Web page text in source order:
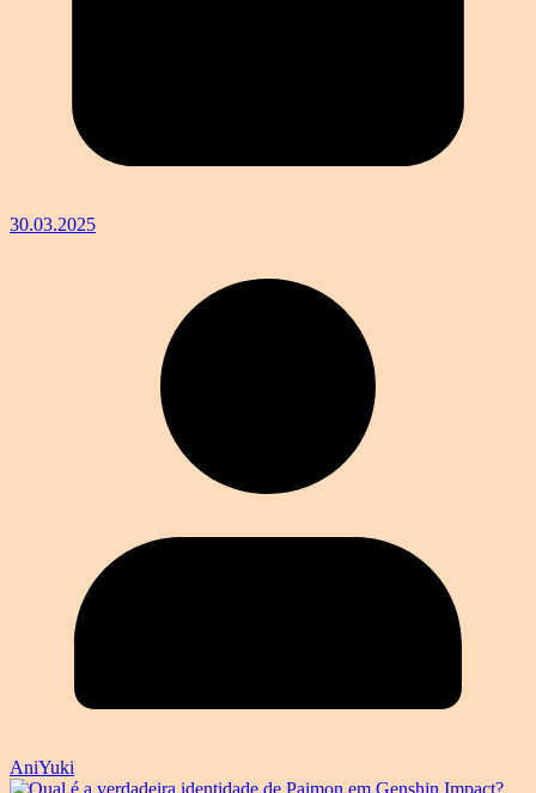
30.03.2025
AniYuki